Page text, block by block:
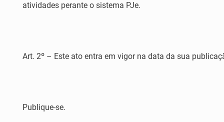
atividades perante o sistema PJe.
Art. 2º – Este ato entra em vigor na data da sua
Publique-se.